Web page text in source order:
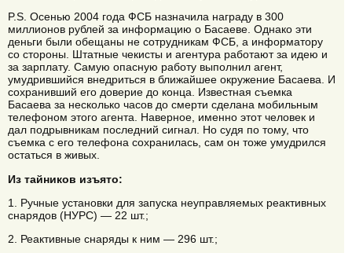
P.S. Осенью 2004 года ФСБ назначила награду в 300
миллионов рублей за информацию о Басаеве. Однако эти
деньги были обещаны не сотрудникам ФСБ, а информатору
со стороны. Штатные чекисты и агентура работают за идею и
за зарплату. Самую опасную работу выполнил агент,
умудрившийся внедриться в ближайшее окружение Басаева. И
сохранивший его доверие до конца. Известная съемка
Басаева за несколько часов до смерти сделана мобильным
телефоном этого агента. Наверное, именно этот человек и
дал подрывникам последний сигнал. Но судя по тому, что
съемка с его телефона сохранилась, сам он тоже умудрился
остаться в живых.
Из тайников изъято:
1. Ручные установки для запуска неуправляемых реактивных
снарядов (НУРС) — 22 шт.;
2. Реактивные снаряды к ним — 296 шт.;